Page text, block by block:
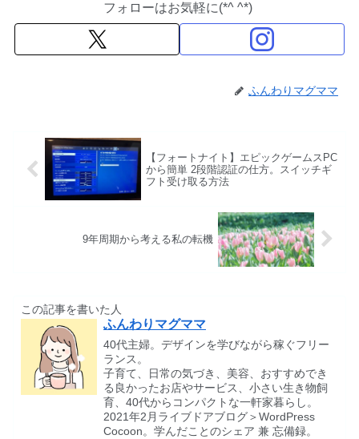
フォローはお気軽に(*^ ^*)
ふんわりマグママ
【フォートナイト】エピックゲームスPC
から簡単 2段階認証の仕方。スイッチギ
フト受け取る方法
9年周期から考える私の転機
この記事を書いた人
ふんわりマグママ
40代主婦。デザインを学びながら稼ぐフリー
ランス。
子育て、日常の気づき、美容、おすすめでき
る良かったお店やサービス、小さい生き物飼
育、40代からコンパクトな一軒家暮らし。
2021年2月ライブドアブログ＞WordPress
Cocoon。学んだことのシェア 兼 忘備録。